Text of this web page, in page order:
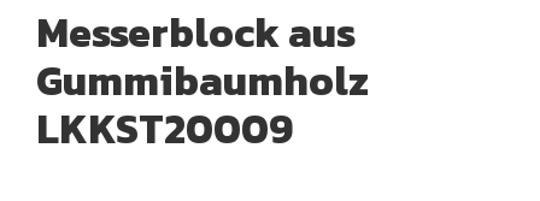
Messerblock aus
Gummibaumholz
LKKST20009